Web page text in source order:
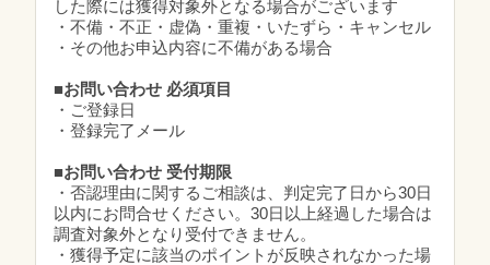
した際には獲得対象外となる場合がございます
・不備・不正・虚偽・重複・いたずら・キャンセル
・その他お申込内容に不備がある場合
■お問い合わせ 必須項目
・ご登録日
・登録完了メール
■お問い合わせ 受付期限
・否認理由に関するご相談は、判定完了日から30日
以内にお問合せください。30日以上経過した場合は
調査対象外となり受付できません。
・獲得予定に該当のポイントが反映されなかった場